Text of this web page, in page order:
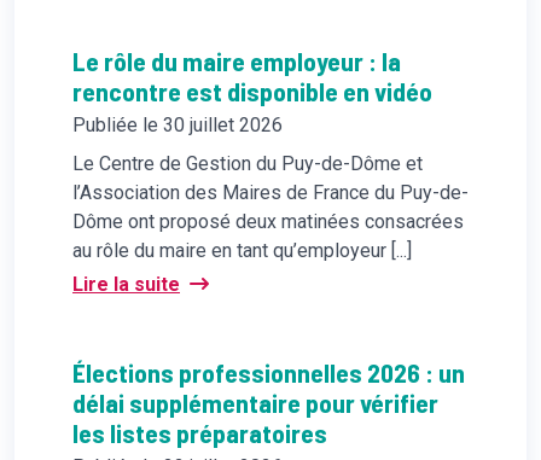
Le rôle du maire employeur : la
rencontre est disponible en vidéo
Publiée le 30 juillet 2026
Le Centre de Gestion du Puy-de-Dôme et
l’Association des Maires de France du Puy-de-
Dôme ont proposé deux matinées consacrées
au rôle du maire en tant qu’employeur [...]
Lire la suite
Élections professionnelles 2026 : un
délai supplémentaire pour vérifier
les listes préparatoires